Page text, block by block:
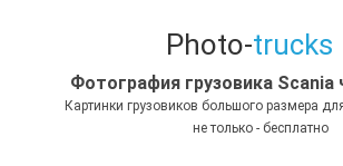
Photo-trucks
Фотография грузовика Scania
Картинки грузовиков большого размера
не только - бесплатно